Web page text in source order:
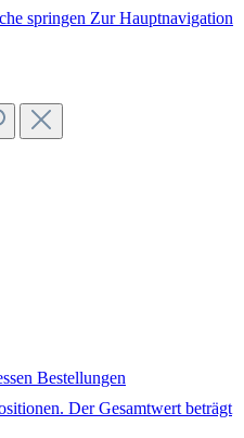
springen Zur Hauptnavigation
Bestellungen
Der Gesamtwert beträgt